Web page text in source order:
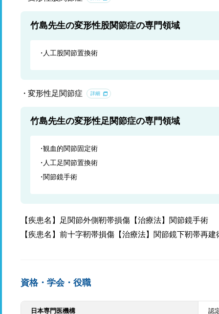
竹島先生の変形性股関節症の専門領域
人工股関節置換術
変形性足関節症 詳細
竹島先生の変形性足関節症の専門領域
観血的関節固定術
人工足関節置換術
関節鏡手術
【疾患名】足関節外側靭帯損傷【治療法】関節鏡手術
【疾患名】前十字靭帯損傷【治療法】関節鏡下靭帯再建
資格・学会・役職
日本専門医機構 認